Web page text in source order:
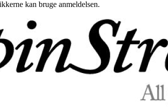
kan bruge anmeldelsen.